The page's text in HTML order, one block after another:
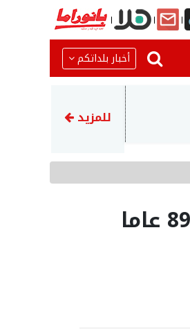
أخبار بلداتكم
أكثر من 68 ألف مستجم زاروا شواطئ بحيرة طبريا خلال نهاية الأسبوع
للمزيد